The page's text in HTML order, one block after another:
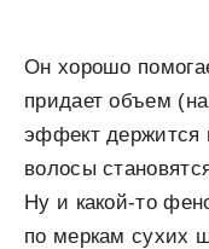
Он хорошо
придает объем
эффект держится
волосы
Ну и какой-то
по меркам сухих